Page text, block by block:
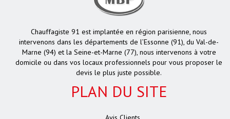
Chauffagiste 91 est implantée en région parisienne, nous
intervenons dans les départements de l’Essonne (91), du Val-de-
Marne (94) et la Seine-et-Marne (77), nous intervenons à votre
domicile ou dans vos locaux professionnels pour vous proposer le
devis le plus juste possible.
PLAN DU SITE